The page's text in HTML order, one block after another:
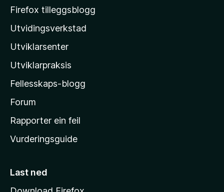
o
l
l
-
h
e
m
s
Firefox tilleggsblogg
Utvidingsverkstad
Utviklarsenter
Utviklarpraksis
Fellesskaps-blogg
Forum
Rapporter ein feil
Vurderingsguide
Last ned